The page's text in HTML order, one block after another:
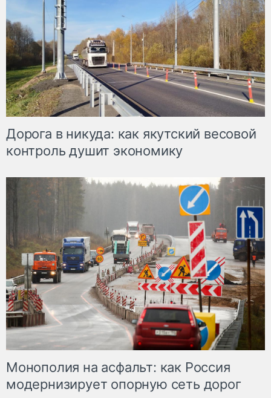
Дорога в никуда: как якутский весовой
контроль душит экономику
Монополия на асфальт: как Россия
модернизирует опорную сеть дорог